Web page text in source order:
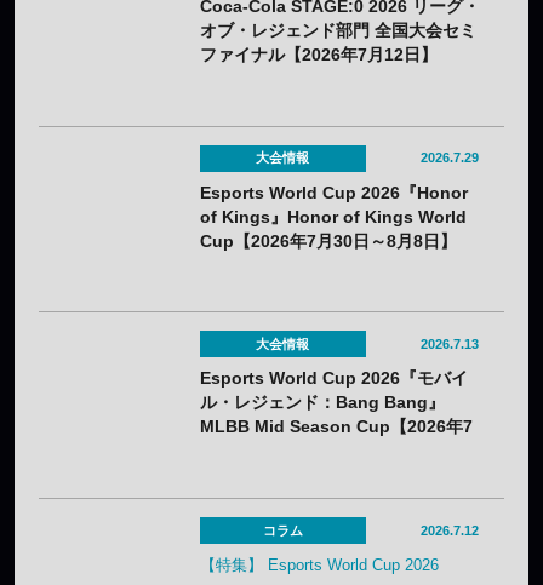
Coca-Cola STAGE:0 2026 リーグ・
オブ・レジェンド部門 全国大会セミ
ファイナル【2026年7月12日】
大会情報 2026.7.29
Esports World Cup 2026『Honor
of Kings』Honor of Kings World
Cup【2026年7月30日～8月8日】
大会情報 2026.7.13
Esports World Cup 2026『モバイ
ル・レジェンド：Bang Bang』
MLBB Mid Season Cup【2026年7
コラム 2026.7.12
【特集】 Esports World Cup 2026